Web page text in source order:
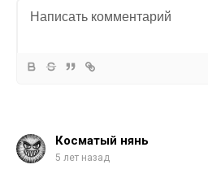
Косматый нянь
5 лет назад